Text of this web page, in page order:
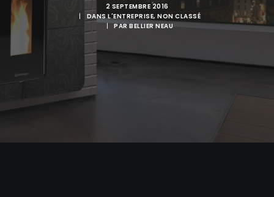
NOS PARTENAIRES SUR LA VENDÉE – BELLIER NEAU
AVRILLÉ ET CHALLANS
2 SEPTEMBRE 2016
|
DANSL'ENTREPRISE, NON CLASSÉ
|
PARBELLIER NEAU